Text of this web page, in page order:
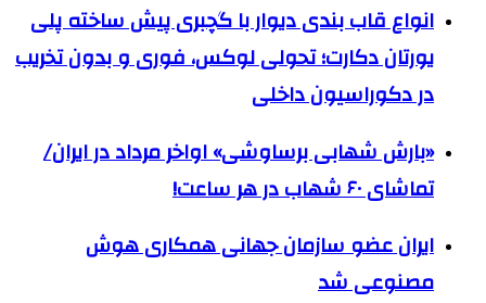
انواع قاب بندی دیوار با گچبری پیش ساخته پلی
یورتان دکارت؛ تحولی لوکس، فوری و بدون تخریب
در دکوراسیون داخلی
«بارش شهابی برساوشی» اواخر مرداد در ایران/
تماشای ۶۰ شهاب در هر ساعت!
ایران عضو سازمان جهانی همکاری هوش
مصنوعی شد